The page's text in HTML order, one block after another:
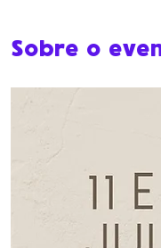
Sobre o